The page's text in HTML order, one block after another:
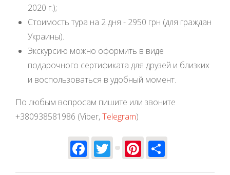
2020 г.);
Стоимость тура на 2 дня - 2950 грн (для граждан
Украины).
Экскурсию можно оформить в виде
подарочного сертификата для друзей и близких
и воспользоваться в удобный момент.
По любым вопросам пишите или звоните
+380938581986 (Viber,Telegram)
Facebook
TwitterPinterest